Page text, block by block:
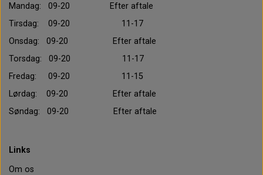
Mandag: 09-20 Efter aftale
Tirsdag: 09-20 11-17
Onsdag: 09-20 Efter aftale
Torsdag: 09-20 11-17
Fredag: 09-20 11-15
Lørdag: 09-20 Efter aftale
Søndag: 09-20 Efter aftale
Links
Om os